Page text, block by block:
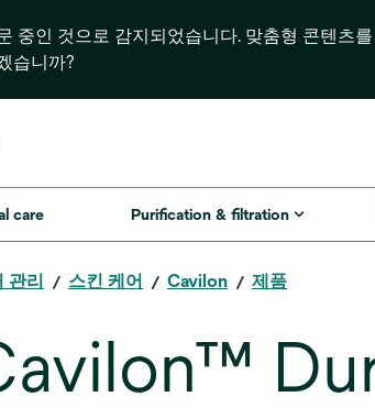
중인 것으로 감지되었습니다. 맞춤형 콘텐츠
습니까?
care Purification & filtration
관리 스킨 케어 Cavilon 제품